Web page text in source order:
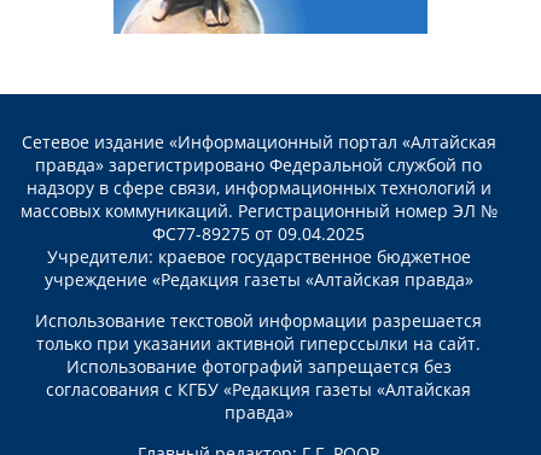
Сетевое издание «Информационный портал «Алтайская
правда» зарегистрировано Федеральной службой по
надзору в сфере связи, информационных технологий и
массовых коммуникаций. Регистрационный номер ЭЛ №
ФС77-89275 от 09.04.2025
Учредители: краевое государственное бюджетное
учреждение «Редакция газеты «Алтайская правда»
Использование текстовой информации разрешается
только при указании активной гиперссылки на сайт.
Использование фотографий запрещается без
согласования с КГБУ «Редакция газеты «Алтайская
правда»